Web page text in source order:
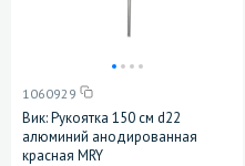
1060929
Вик: Рукоятка 150 см d22
алюминий анодированная
красная MRY